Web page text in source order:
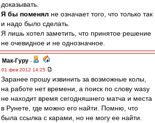
доказывать.
Я бы поменял не означает того, что только так
и надо было сделать.
Я лишь хотел заметить, что принятое решение
не очевидное и не однозначное.
Мак-Гуру -
01 фев 2012 14:25
Заранее прошу извинить за возможные колы,
на работе нет времени, а поиск по слову wasy
не находит время сегодняшнего матча и места
в Рунете, где можно его найти. Помню, что
была ссылка с карами, но не могу ее найти.